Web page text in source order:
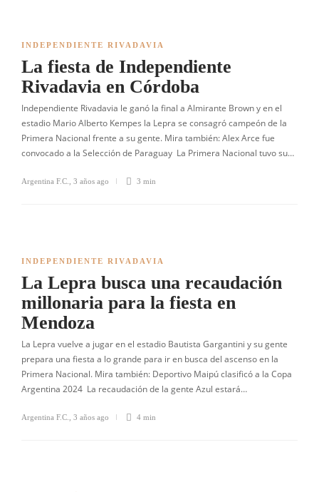
INDEPENDIENTE RIVADAVIA
La fiesta de Independiente
Rivadavia en Córdoba
Independiente Rivadavia le ganó la final a Almirante Brown y en el
estadio Mario Alberto Kempes la Lepra se consagró campeón de la
Primera Nacional frente a su gente. Mira también: Alex Arce fue
convocado a la Selección de Paraguay La Primera Nacional tuvo su…
Argentina F.C. 3 años ago 3 min
INDEPENDIENTE RIVADAVIA
La Lepra busca una recaudación
millonaria para la fiesta en
Mendoza
La Lepra vuelve a jugar en el estadio Bautista Gargantini y su gente
prepara una fiesta a lo grande para ir en busca del ascenso en la
Primera Nacional. Mira también: Deportivo Maipú clasificó a la Copa
Argentina 2024 La recaudación de la gente Azul estará…
Argentina F.C. 3 años ago 4 min